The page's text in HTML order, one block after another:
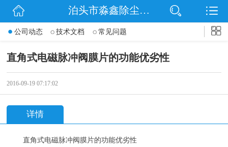
网站首页
公司动态
泊头市淼鑫除尘配件销售处
公司动态 技术文档 常见问题
直角式电磁脉冲阀膜片的功能优劣性
2016-09-19 07:17:02
详情
直角式电磁脉冲阀膜片的功能优劣性